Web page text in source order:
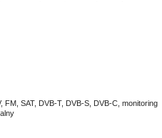
SAT, DVB-T, DVB-S, DVB-C, monitoring